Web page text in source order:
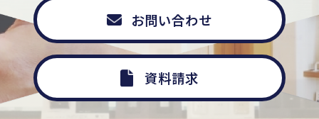
お問い合わせ
資料請求